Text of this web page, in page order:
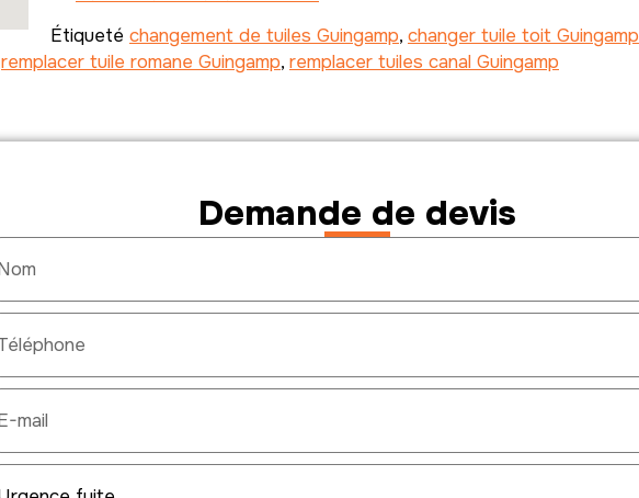
Étiqueté changement de tuiles Guingamp, changer tuile toit Guingamp
remplacer tuile romane Guingamp, remplacer tuiles canal Guingamp
Demande de devis